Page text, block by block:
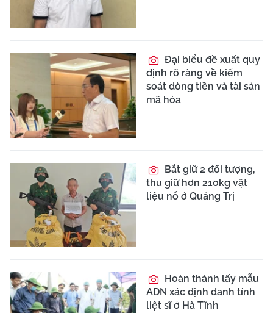
Đại biểu đề xuất quy
định rõ ràng về kiểm
soát dòng tiền và tài sản
mã hóa
Bắt giữ 2 đối tượng,
thu giữ hơn 210kg vật
liệu nổ ở Quảng Trị
Hoàn thành lấy mẫu
ADN xác định danh tính
liệt sĩ ở Hà Tĩnh